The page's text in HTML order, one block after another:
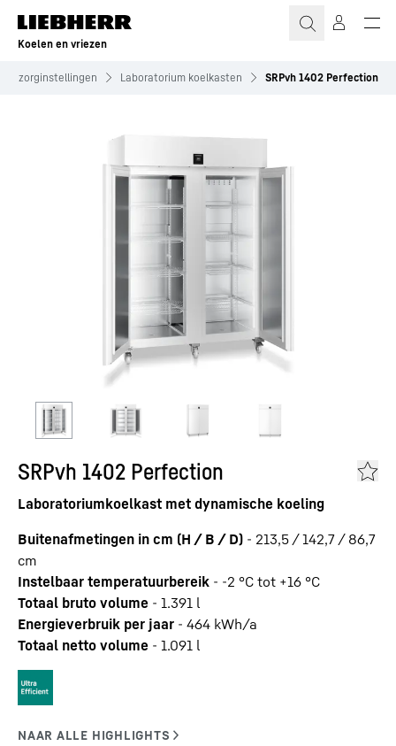
Koelen en vriezen
en zorginstellingen Laboratorium koelkasten SRPvh 1402 Perfection
SRPvh 1402 Perfection
Laboratoriumkoelkast met dynamische koeling
Buitenafmetingen in cm (H / B / D) - 213,5 / 142,7 / 86,7
cm
Instelbaar temperatuurbereik - -2 °C tot +16 °C
Totaal bruto volume - 1.391 l
Energieverbruik per jaar - 464 kWh/a
Totaal netto volume - 1.091 l